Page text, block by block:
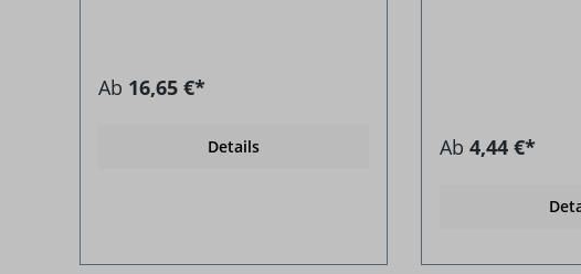
Ab 16,65 €*
Details Ab4,44 €*